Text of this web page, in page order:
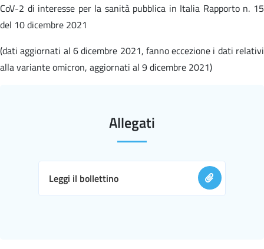
CoV-2 di interesse per la sanità pubblica in Italia Rapporto n. 15
del 10 dicembre 2021
(dati aggiornati al 6 dicembre 2021, fanno eccezione i dati relativi
alla variante omicron, aggiornati al 9 dicembre 2021)
Allegati
Leggi il bollettino